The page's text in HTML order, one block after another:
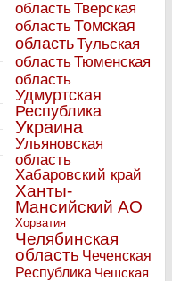
областьТверская
областьТомская
областьТульская
областьТюменская
область
Удмуртская
Республика
Украина
Ульяновская
область
Хабаровский край
Ханты-
Мансийский АО
Хорватия
Челябинская
область Чеченская
Республика Чешская